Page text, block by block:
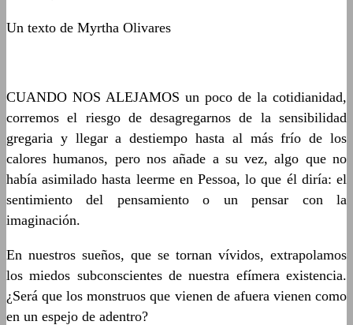
Un texto de Myrtha Olivares
CUANDO NOS ALEJAMOS un poco de la cotidianidad,
corremos el riesgo de desagregarnos de la sensibilidad
gregaria y llegar a destiempo hasta al más frío de los
calores humanos, pero nos añade a su vez, algo que no
había asimilado hasta leerme en Pessoa, lo que él diría: el
sentimiento del pensamiento o un pensar con la
imaginación.
En nuestros sueños, que se tornan vívidos, extrapolamos
los miedos subconscientes de nuestra efímera existencia.
¿Será que los monstruos que vienen de afuera vienen como
en un espejo de adentro?